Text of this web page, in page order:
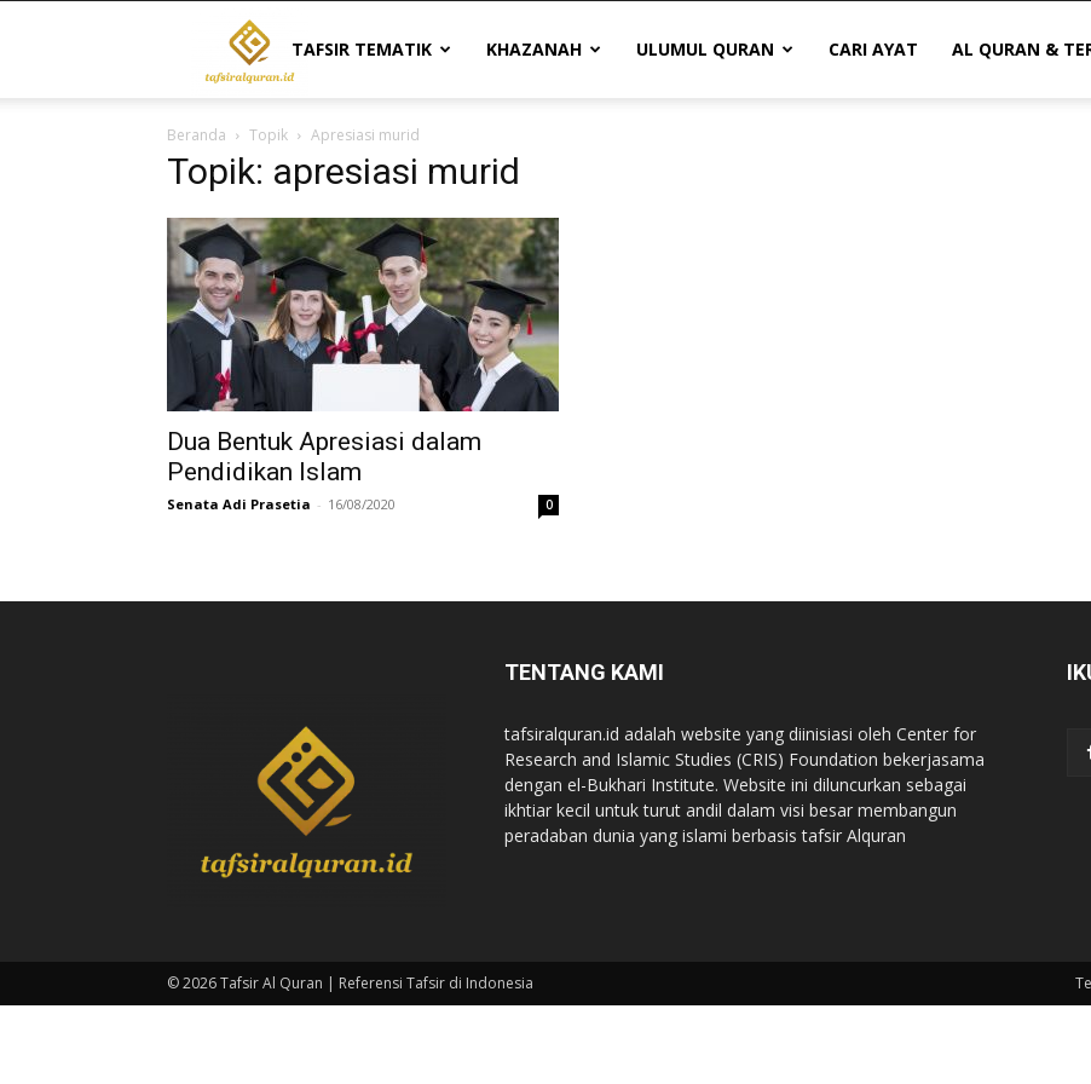
Tafsir
Al
Quran
|
Referensi
Indonesia
TAFSIR TEMATIK KHAZANAH ULUMUL QURAN CARI AYAT AL QURAN &
Beranda Topik Apresiasi murid
Topik: apresiasi murid
Dua Bentuk Apresiasi dalam
Pendidikan Islam
Senata Adi Prasetia - 16/08/2020 0
TENTANG KAMI
tafsiralquran.id adalah website yang diinisiasi oleh Center for
Research and Islamic Studies (CRIS) Foundation bekerjasama
dengan el-Bukhari Institute. Website ini diluncurkan sebagai
ikhtiar kecil untuk turut andil dalam visi besar membangun
peradaban dunia yang islami berbasis tafsir Alquran
© 2026 Tafsir Al Quran | Referensi Tafsir di Indonesia